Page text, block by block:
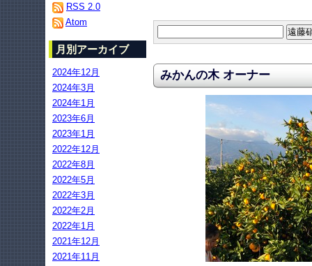
みかんの木 オーナー
RSS 2.0
Atom
月別アーカイブ
2024年12月
2024年3月
2024年1月
2023年6月
2023年1月
2022年12月
2022年8月
2022年5月
2022年3月
2022年2月
2022年1月
2021年12月
2021年11月